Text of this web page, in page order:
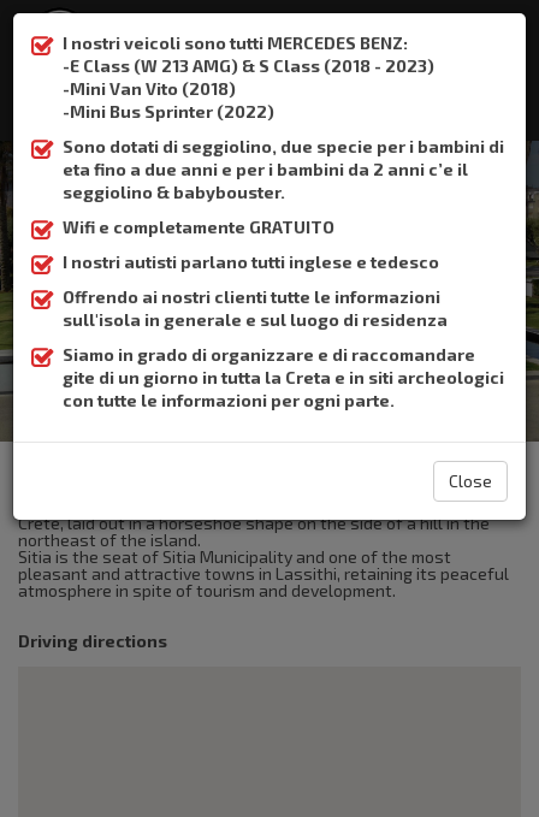
I nostri veicoli sono tutti MERCEDES BENZ:
-E Class (W 213 AMG) & S Class (2018 - 2023)
-Mini Van Vito (2018)
-Mini Bus Sprinter (2022)
Sono dotati di seggiolino, due specie per i bambini di
eta fino a due anni e per i bambini da 2 anni c’e il
seggiolino & babybouster.
Wifi e completamente GRATUITO
I nostri autisti parlano tutti inglese e tedesco
Offrendo ai nostri clienti tutte le informazioni
sull'isola in generale e sul luogo di residenza
Siamo in grado di organizzare e di raccomandare
gite di un giorno in tutta la Creta e in siti archeologici
con tutte le informazioni per ogni parte.
Close
+306932337015
Sitia
Home Sitia
Sitia is a small ands charming market town in Lassithi Prefecture,
Crete, laid out in a horseshoe shape on the side of a hill in the
northeast of the island.
Sitia is the seat of Sitia Municipality and one of the most
pleasant and attractive towns in Lassithi, retaining its peaceful
atmosphere in spite of tourism and development.
Driving directions